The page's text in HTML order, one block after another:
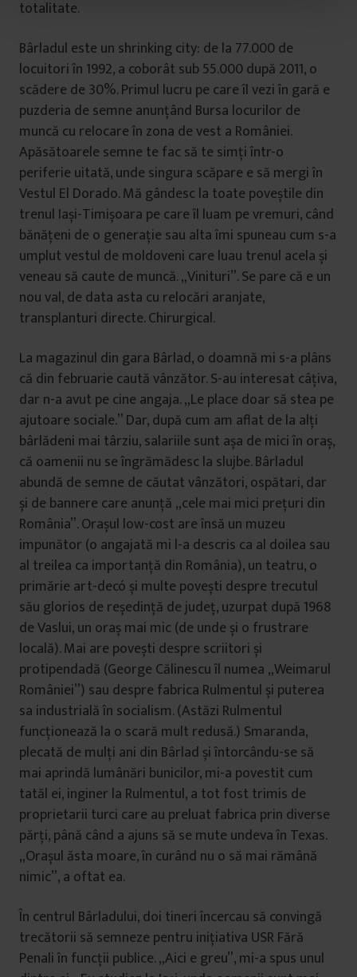
totalitate.
Bârladul este un shrinking city: de la 77.000 de
locuitori în 1992, a coborât sub 55.000 după 2011, o
scădere de 30%. Primul lucru pe care îl vezi în gară e
puzderia de semne anunțând Bursa locurilor de
muncă cu relocare în zona de vest a României.
Apăsătoarele semne te fac să te simți într-o
periferie uitată, unde singura scăpare e să mergi în
Vestul El Dorado. Mă gândesc la toate poveștile din
trenul Iași-Timișoara pe care îl luam pe vremuri, când
bănățeni de o generație sau alta îmi spuneau cum s-a
umplut vestul de moldoveni care luau trenul acela și
veneau să caute de muncă. „Vinituri”. Se pare că e un
nou val, de data asta cu relocări aranjate,
transplanturi directe. Chirurgical.
La magazinul din gara Bârlad, o doamnă mi s-a plâns
că din februarie caută vânzător. S-au interesat câțiva,
dar n-a avut pe cine angaja. „Le place doar să stea pe
ajutoare sociale.” Dar, după cum am aflat de la alți
bârlădeni mai târziu, salariile sunt așa de mici în oraș,
că oamenii nu se îngrămădesc la slujbe. Bârladul
abundă de semne de căutat vânzători, ospătari, dar
și de bannere care anunță „cele mai mici prețuri din
România”. Orașul low-cost are însă un muzeu
impunător (o angajată mi l-a descris ca al doilea sau
al treilea ca importanță din România), un teatru, o
primărie art-decó și multe povești despre trecutul
său glorios de reședință de județ, uzurpat după 1968
de Vaslui, un oraș mai mic (de unde și o frustrare
locală). Mai are povești despre scriitori și
protipendadă (George Călinescu îl numea „Weimarul
României”) sau despre fabrica Rulmentul și puterea
sa industrială în socialism. (Astăzi Rulmentul
funcționează la o scară mult redusă.) Smaranda,
plecată de mulți ani din Bârlad și întorcându-se să
mai aprindă lumânări bunicilor, mi-a povestit cum
tatăl ei, inginer la Rulmentul, a tot fost trimis de
proprietarii turci care au preluat fabrica prin diverse
părți, până când a ajuns să se mute undeva în Texas.
„Orașul ăsta moare, în curând nu o să mai rămână
nimic”, a oftat ea.
În centrul Bârladului, doi tineri încercau să convingă
trecătorii să semneze pentru inițiativa USR Fără
Penali în funcții publice. „Aici e greu”, mi-a spus unul